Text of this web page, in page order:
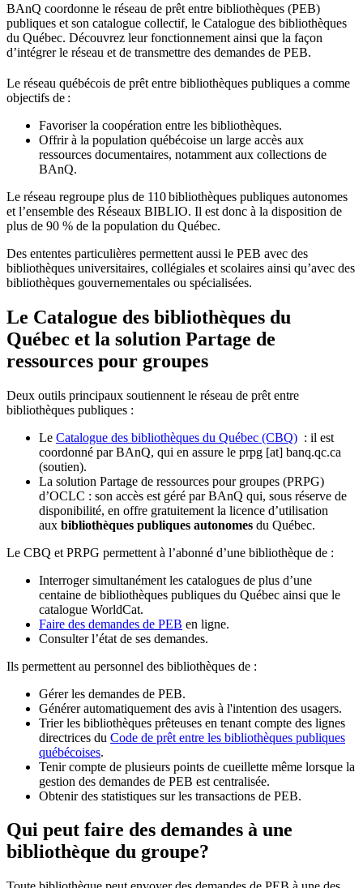
BAnQ coordonne le réseau de prêt entre bibliothèques (PEB)
publiques et son catalogue collectif, le Catalogue des bibliothèques
du Québec. Découvrez leur fonctionnement ainsi que la façon
d’intégrer le réseau et de transmettre des demandes de PEB.
Le réseau québécois de prêt entre bibliothèques publiques a comme
objectifs de :
Favoriser la coopération entre les bibliothèques.
Offrir à la population québécoise un large accès aux
ressources documentaires, notamment aux collections de
BAnQ.
Le réseau regroupe plus de 110bibliothèques publiques autonomes
et l’ensemble des Réseaux BIBLIO. Il est donc à la disposition de
plus de 90 % de la population du Québec.
Des ententes particulières permettent aussi le PEB avec des
bibliothèques universitaires, collégiales et scolaires ainsi qu’avec des
bibliothèques gouvernementales ou spécialisées.
Le Catalogue des bibliothèques du
Québec et la solution Partage de
ressources pour groupes
Deux outils principaux soutiennent le réseau de prêt entre
bibliothèques publiques :
Le Catalogue des bibliothèques du Québec (CBQ) : il est
coordonné par BAnQ, qui en assure le prpg [at] banq.qc.ca
(soutien).
La solution Partage de ressources pour groupes (PRPG)
d’OCLC : son accès est géré par BAnQ qui, sous réserve de
disponibilité, en offre gratuitement la licence d’utilisation
aux bibliothèques publiques autonomes du Québec.
Le CBQ et PRPG permettent à l’abonné d’une bibliothèque de :
Interroger simultanément les catalogues de plus d’une
centaine de bibliothèques publiques du Québec ainsi que le
catalogue WorldCat.
Faire des demandes de PEB en ligne.
Consulter l’état de ses demandes.
Ils permettent au personnel des bibliothèques de :
Gérer les demandes de PEB.
Générer automatiquement des avis à l'intention des usagers.
Trier les bibliothèques prêteuses en tenant compte des lignes
directrices du Code de prêt entre les bibliothèques publiques
québécoises.
Tenir compte de plusieurs points de cueillette même lorsque la
gestion des demandes de PEB est centralisée.
Obtenir des statistiques sur les transactions de PEB.
Qui peut faire des demandes à une
bibliothèque du groupe?